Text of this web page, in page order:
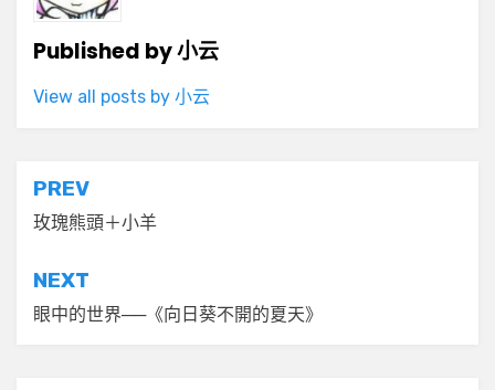
Published by小云
View all posts by 小云
文
章
導
覽
PREV
玫瑰熊頭＋小羊
NEXT
眼中的世界──《向日葵不開的夏天》